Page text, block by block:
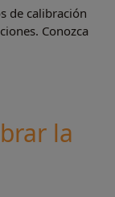
de calibración
Conozca
la